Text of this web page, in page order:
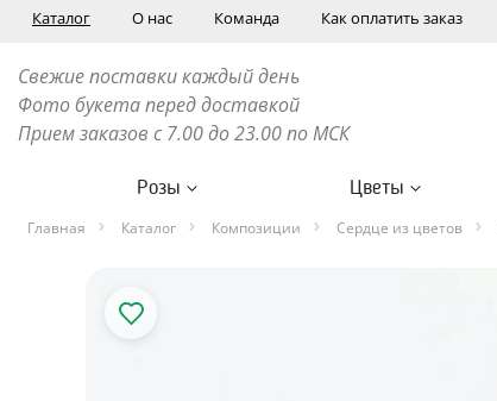
Каталог О нас Команда Как оплатить заказ
Свежие поставки каждый день
Фото букета перед доставкой
Прием заказов с 7.00 до 23.00 по МСК
Розы Цветы
Главная Каталог Композиции Сердце из цветов